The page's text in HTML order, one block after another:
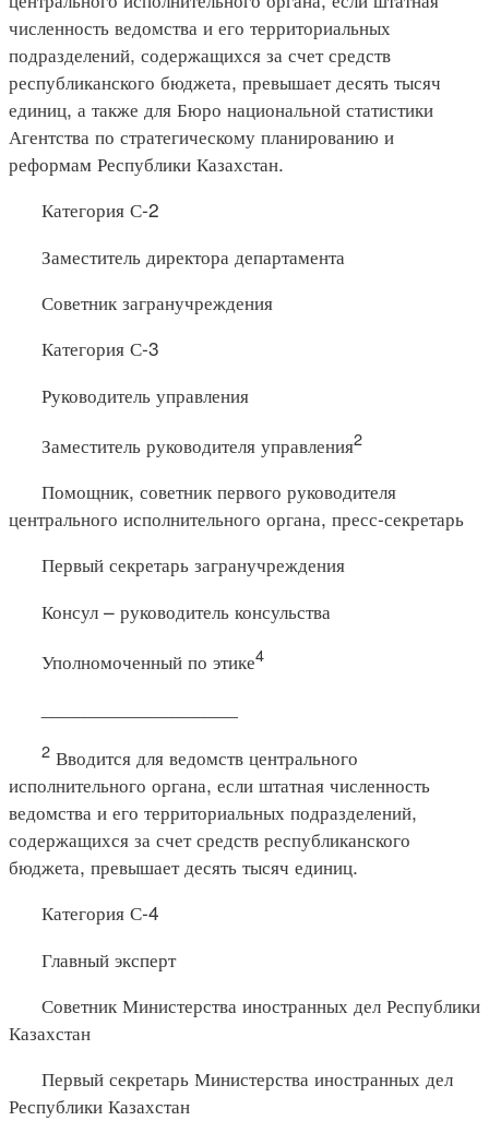
численность ведомства и его территориальных
подразделений, содержащихся за счет средств
республиканского бюджета, превышает десять тысяч
единиц, а также для Бюро национальной статистики
Агентства по стратегическому планированию и
реформам Республики Казахстан.
Категория С-2
Заместитель директора департамента
Советник загранучреждения
Категория С-3
Руководитель управления
Заместитель руководителя управления2
Помощник, советник первого руководителя
центрального исполнительного органа, пресс-секретарь
Первый секретарь загранучреждения
Консул – руководитель консульства
Уполномоченный по этике4
2 Вводится для ведомств центрального
исполнительного органа, если штатная численность
ведомства и его территориальных подразделений,
содержащихся за счет средств республиканского
бюджета, превышает десять тысяч единиц.
Категория С-4
Главный эксперт
Советник Министерства иностранных дел Республики
Казахстан
Первый секретарь Министерства иностранных дел
Республики Казахстан